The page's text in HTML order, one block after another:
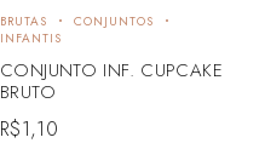
BRUTAS
CONJUNTOS
INFANTIS
CONJUNTO INF. CUPCAKE
BRUTO
R$1,10